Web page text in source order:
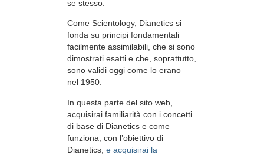
se stesso.
Come Scientology, Dianetics si
fonda su principi fondamentali
facilmente assimilabili, che si sono
dimostrati esatti e che, soprattutto,
sono validi oggi come lo erano
nel 1950.
In questa parte del sito web,
acquisirai familiarità con i concetti
di base di Dianetics e come
funziona, con l’obiettivo di
Dianetics, e acquisirai la